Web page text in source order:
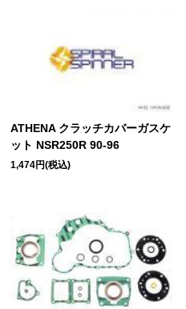
ATHENA クラッチカバーガスケ
ット NSR250R 90-96
1,474円(税込)